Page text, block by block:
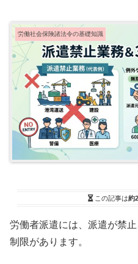
労働社会保険諸法令の基礎知識
この記事は約
労働者派遣には、派遣が禁
制限があります。